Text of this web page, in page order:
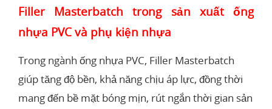
Filler Masterbatch trong sản xuất ống
nhựa PVC và phụ kiện nhựa
Trong ngành ống nhựa PVC, Filler Masterbatch
giúp tăng độ bền, khả năng chịu áp lực, đồng thời
mang đến bề mặt bóng mịn, rút ngắn thời gian sản